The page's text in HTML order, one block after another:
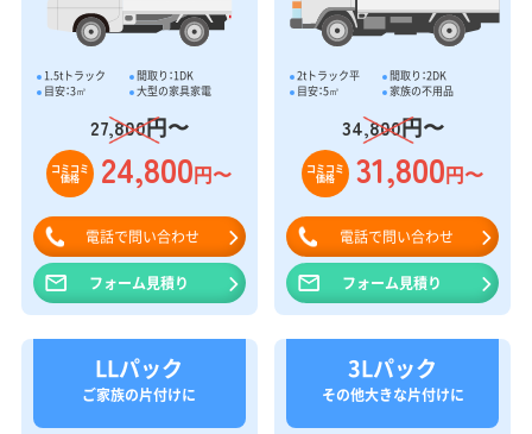
1.5tトラック
間取り：1DK
目安：3㎥
大型の家具家電
27,800円〜
コミコミ
価格 24,800円〜
電話で問い合わせ
フォーム見積り
2tトラック平
間取り：2DK
目安：5㎥
家族の不用品
34,800円〜
コミコミ
価格 31,800円〜
電話で問い合わせ
フォーム見積り
LLパック
ご家族の片付けに
3Lパック
その他大きな片付けに